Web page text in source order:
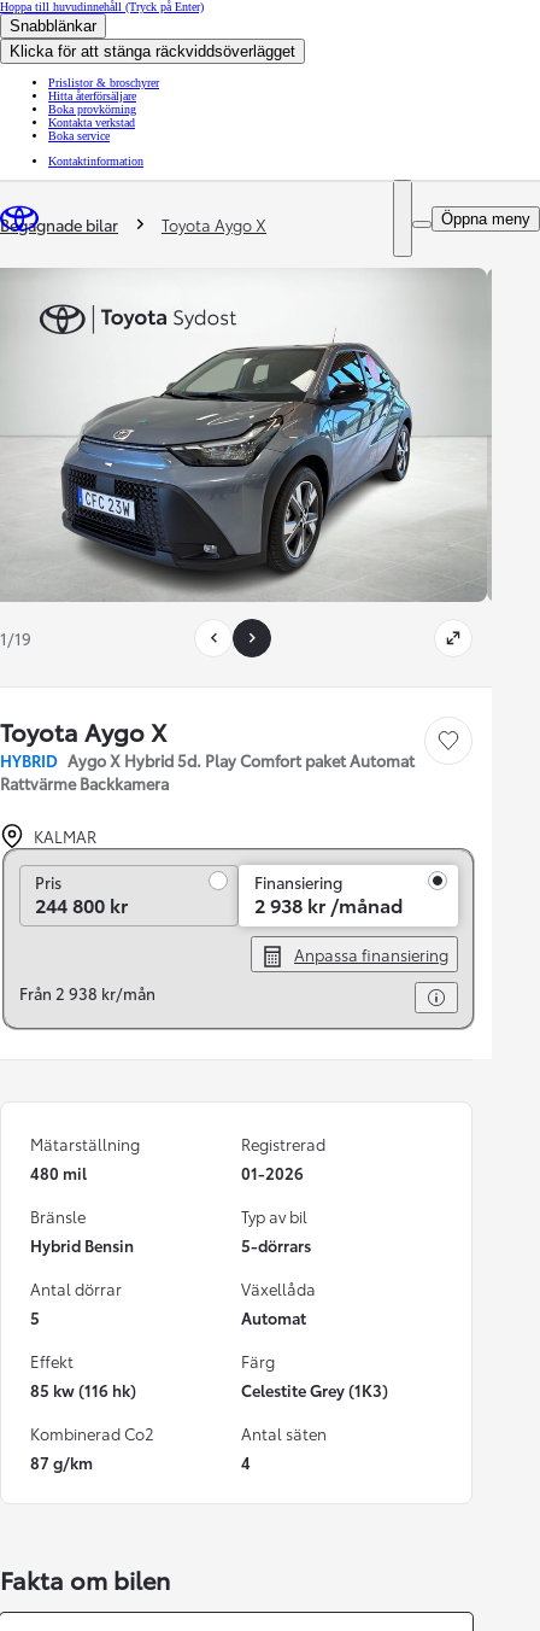
Hoppa till huvudinnehåll (Tryck på Enter)
Snabblänkar
Klicka för att stänga räckviddsöverlägget
Prislistor & broschyrer
Hitta återförsäljare
Boka provkörning
Kontakta verkstad
Boka service
Kontaktinformation
Öppna meny
You are here
Begagnade bilar Toyota Aygo X
1/19
Toyota Aygo X
HYBRID Aygo X Hybrid 5d. Play Comfort paket Automat
Rattvärme Backkamera
Save car
KALMAR
PrisPris
244 800 kr
Finansiering
2 938 kr /månad
Anpassa finansiering
Från 2 938 kr/mån
Mätarställning
480 mil
Registrerad
01-2026
Bränsle
Hybrid Bensin
Typ av bil
5-dörrars
Antal dörrar
5
Växellåda
Automat
Effekt
85 kw (116 hk)
Färg
Celestite Grey (1K3)
Kombinerad Co2
87 g/km
Antal säten
4
Fakta om bilen